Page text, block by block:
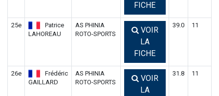
FICHE
25e
Patrice
LAHOREAU
AS PHINIA
ROTO-SPORTS
VOIR
LA
FICHE
39.0 11
26e
Frédéric
GAILLARD
AS PHINIA
ROTO-SPORTS
VOIR
LA
31.8 11